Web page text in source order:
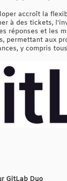
accroît la
à des tickets,
réponses et les
permettant aux
y compris